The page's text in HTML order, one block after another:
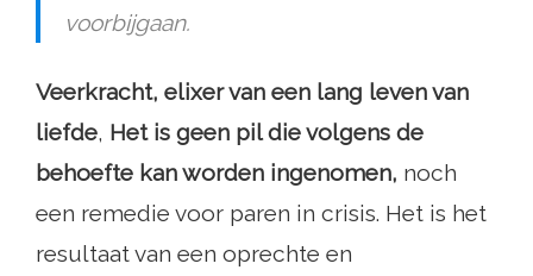
voorbijgaan.
Veerkracht, elixer van een lang leven van
liefde, Het is geen pil die volgens de
behoefte kan worden ingenomen, noch
een remedie voor paren in crisis. Het is het
resultaat van een oprechte en